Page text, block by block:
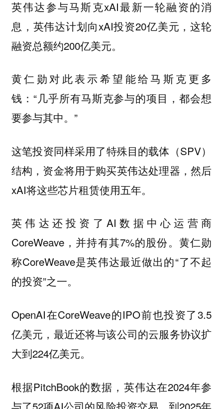
英伟达参与马斯克xAI最新一轮融资的消
息，英伟达计划向xAI投资20亿美元，这轮
融资总额约200亿美元。
黄仁勋对此表示希望能给马斯克更多
钱：“几乎所有马斯克参与的项目，都会想
要参与其中。”
这笔投资同样采用了特殊目的载体（SPV）
结构，资金将用于购买英伟达处理器，然后
xAI将这些芯片租赁使用五年。
英伟达还投资了AI数据中心运营商
CoreWeave，并持有其7%的股份。黄仁勋
称CoreWeave是英伟达最近做出的“了不起
的投资”之一。
OpenAI在CoreWeave的IPO前也投资了3.5
亿美元，最近还将与该公司的云服务协议扩
大到224亿美元。
根据PitchBook的数据，英伟达在2024年参
与了52项AI公司的风险投资交易，到2025年